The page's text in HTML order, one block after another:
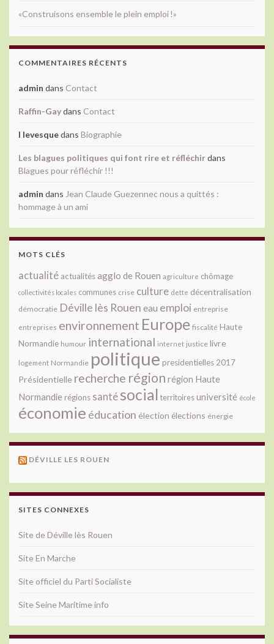
«Construisons ensemble le plein emploi !»
COMMENTAIRES RÉCENTS
admin dans Contact
Raffin-Gaydans Contact
l levesquedans Biographie
Les blagues politiques qui font rire et réfléchirdans
Blagues pour réfléchir !!!
admin dans Jean Claude Guezennec nous a quittés :
hommage à un ami
MOTS CLÉS
actualité actualitésagglo de Rouen agriculture chômage
collectivités locales communes crise culture dette décentralisation
démocratie Déville lès Rouen eau emploi entreprise
entreprises environnement Europe fiscalité Haute
Normandie humour international internet justice livre
logement Normandie politique presidentielles 2017
Présidentielle recherche région région Haute
Normandie régions santésocial territoiresuniversité école
économie éducation élection élections énergie
DÉVILLE LES ROUEN
SITES CONNEXES
Site de Déville lès Rouen
Site En Marche
Site officiel du Parti Socialiste
Site Seine Maritime info